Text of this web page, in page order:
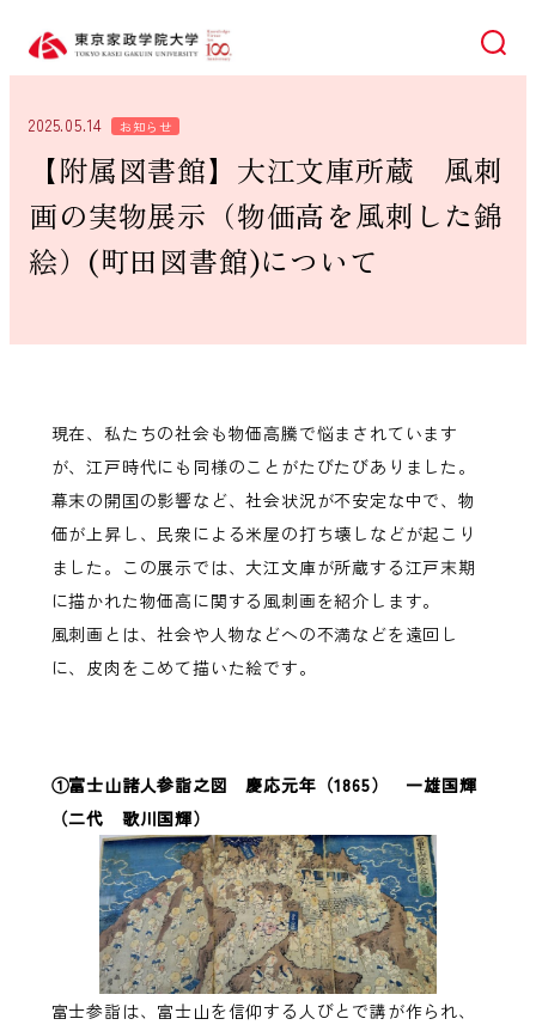
検索
2025.05.14 お知らせ
【附属図書館】大江文庫所蔵 風刺
画の実物展示（物価高を風刺した錦
絵）(町田図書館)について
現在、私たちの社会も物価高騰で悩まされています
が、江戸時代にも同様のことがたびたびありました。
幕末の開国の影響など、社会状況が不安定な中で、物
価が上昇し、民衆による米屋の打ち壊しなどが起こり
ました。この展示では、大江文庫が所蔵する江戸末期
に描かれた物価高に関する風刺画を紹介します。
風刺画とは、社会や人物などへの不満などを遠回し
に、皮肉をこめて描いた絵です。
①富士山諸人参詣之図 慶応元年（1865） 一雄国輝
（二代 歌川国輝）
富士参詣は、富士山を信仰する人びとで講が作られ、